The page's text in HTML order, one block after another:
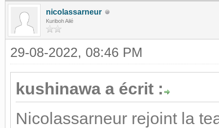
nicolassarneur
Kuriboh Ailé
29-08-2022, 08:46 PM
kushinawa a écrit :
Nicolassarneur rejoint la